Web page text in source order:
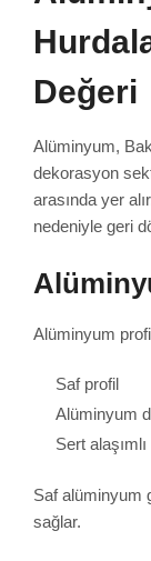
Değeri
Alüminyum,
dekorasyon
arasında yer
nedeniyle geri
Alüminyum
Saf profil
Alüminyum
Sert
Saf alüminyum
sağlar.